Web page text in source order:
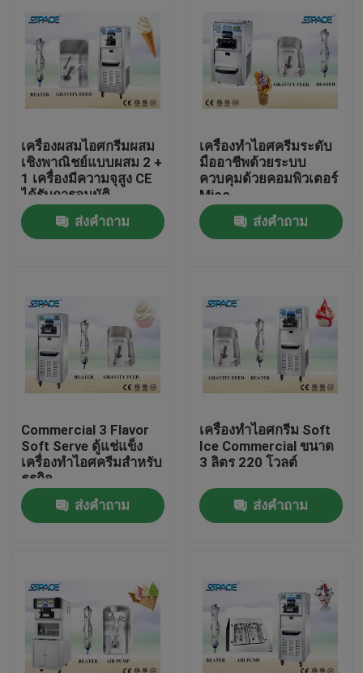
บ้าน
เกี่ยวกับเรา
ทัวร์โรงงาน
ติดต่อเรา
เครื่องทำไอศกรีม Soft Serve
เครื่องไอศกรีมบนโต๊ะ
เครื่องผสมไอศกรีมผสม
เชิงพาณิชย์แบบผสม 2 +
1 เครื่องมีความจุสูง CE
ได้รับการอนุมัติ
ส่งคำถาม
เครื่องทำไอศครีมระดับ
มืออาชีพด้วยระบบ
ควบคุมด้วยคอมพิวเตอร์
Mico
ส่งคำถาม
Commercial 3 Flavor
Soft Serve ตู้แช่แข็ง
เครื่องทำไอศครีมสำหรับ
ธุรกิจ
ส่งคำถาม
เครื่องทำไอศกรีม Soft
Ice Commercial ขนาด
3 ลิตร 220 โวลต์
ส่งคำถาม